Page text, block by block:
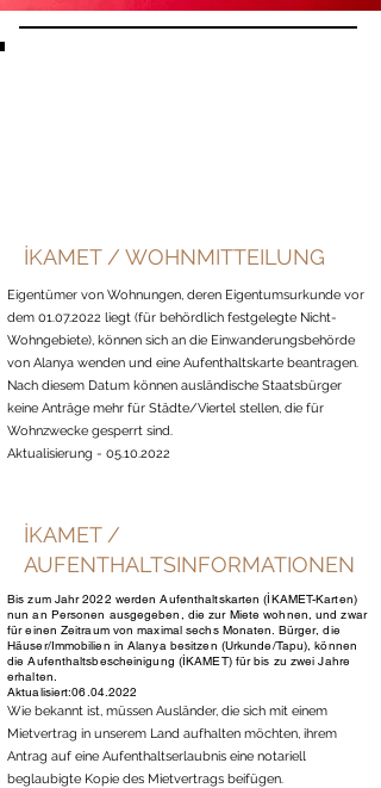
İKAMET / WOHNMITTEILUNG
Eigentümer von Wohnungen, deren Eigentumsurkunde vor
dem 01.07.2022 liegt (für behördlich festgelegte Nicht-
Wohngebiete), können sich an die Einwanderungsbehörde
von Alanya wenden und eine Aufenthaltskarte beantragen.
Nach diesem Datum können ausländische Staatsbürger
keine Anträge mehr für Städte/Viertel stellen, die für
Wohnzwecke gesperrt sind.
Aktualisierung - 05.10.2022
İKAMET /
AUFENTHALTSINFORMATIONEN
Bis zum Jahr 2022 werden Aufenthaltskarten (İKAMET-Karten)
nun an Personen ausgegeben, die zur Miete wohnen, und zwar
für einen Zeitraum von maximal sechs Monaten. Bürger, die
Häuser/Immobilien in Alanya besitzen (Urkunde/Tapu), können
die Aufenthaltsbescheinigung (İKAMET) für bis zu zwei Jahre
erhalten.
Aktualisiert:06.04.2022
Wie bekannt ist, müssen Ausländer, die sich mit einem
Mietvertrag in unserem Land aufhalten möchten, ihrem
Antrag auf eine Aufenthaltserlaubnis eine notariell
beglaubigte Kopie des Mietvertrags beifügen.